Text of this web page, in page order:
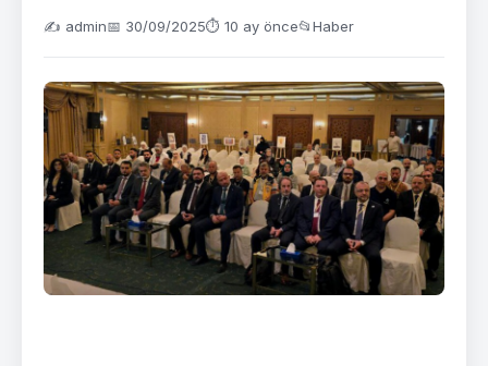
✍️ admin📅 30/09/2025⏱ 10 ay önce📂Haber